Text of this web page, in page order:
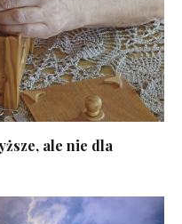
ale nie dla